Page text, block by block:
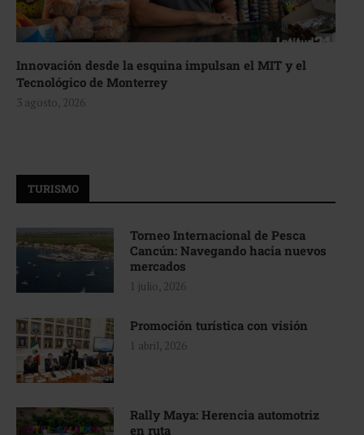
Innovación desde la esquina impulsan el MIT y el
Tecnológico de Monterrey
3 agosto, 2026
TURISMO
Torneo Internacional de Pesca
Cancún: Navegando hacia nuevos
mercados
1 julio, 2026
Promoción turística con visión
1 abril, 2026
Rally Maya: Herencia automotriz
en ruta